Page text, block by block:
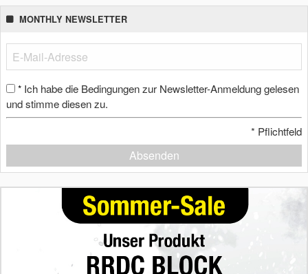
MONTHLY NEWSLETTER
* Ich habe die Bedingungen zur Newsletter-Anmeldung gelesen
und stimme diesen zu.
* Pflichtfeld
Absenden